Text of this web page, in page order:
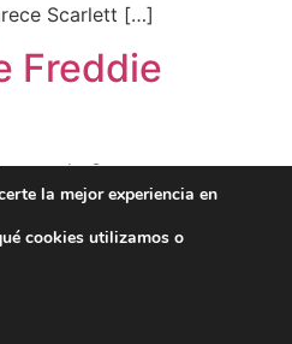
Scarlett […]
Freddie
de Queen
FAMOSOS BIO
la mejor experiencia en
cookies utilizamos o